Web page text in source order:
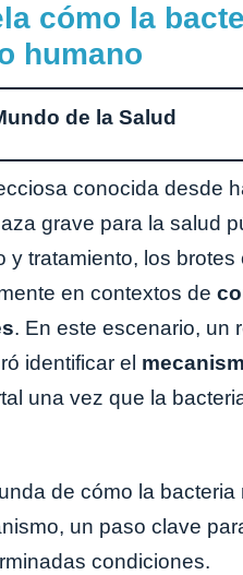
cómo la
humano
de la Salud
conocida desde
grave para la salud
tratamiento, los
en contextos de
. En este escenario, un
identificar el
una vez que la
de cómo la
un paso clave
condiciones.